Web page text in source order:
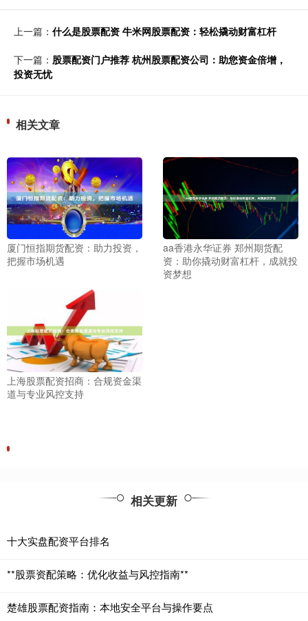
上一篇： 什么是股票配资 牛米网股票配资：轻松撬动财富杠杆
下一篇： 股票配资门户推荐 杭州股票配资公司：助您资金倍增，
投资无忧
相关文章
厦门恒指期货配资：助力投资，
把握市场机遇
aa香港永华证券 郑州期货配
资：助你撬动财富杠杆，成就投
资梦想
上海股票配资招商：合规资金渠
道与专业风控支持
相关更新
十大实盘配资平台排名
**股票资配策略：优化收益与风控指南**
楚雄股票配资指南：本地安全平台与操作要点